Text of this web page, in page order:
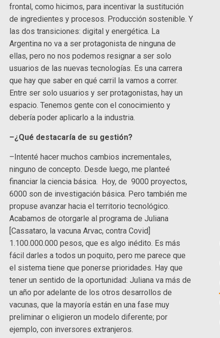
frontal, como hicimos, para incentivar la sustitución
de ingredientes y procesos. Producción sostenible. Y
las dos transiciones: digital y energética. La
Argentina no va a ser protagonista de ninguna de
ellas, pero no nos podemos resignar a ser solo
usuarios de las nuevas tecnologías. Es una carrera
que hay que saber en qué carril la vamos a correr.
Entre ser solo usuarios y ser protagonistas, hay un
espacio. Tenemos gente con el conocimiento y
debería poder aplicarlo a la industria.
–¿Qué destacaría de su gestión?
–Intenté hacer muchos cambios incrementales,
ninguno de concepto. Desde luego, me planteé
financiar la ciencia básica. Hoy, de 9000 proyectos,
6000 son de investigación básica. Pero también me
propuse avanzar hacia el territorio tecnológico.
Acabamos de otorgarle al programa de Juliana
[Cassataro, la vacuna Arvac, contra Covid]
1.100.000.000 pesos, que es algo inédito. Es más
fácil darles a todos un poquito, pero me parece que
el sistema tiene que ponerse prioridades. Hay que
tener un sentido de la oportunidad: Juliana va más de
un año por adelante de los otros desarrollos de
vacunas, que la mayoría están en una fase muy
preliminar o eligieron un modelo diferente; por
ejemplo, con inversores extranjeros.